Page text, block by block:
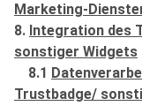
Marketing-
8. Integration des
sonstiger Widgets
8.1
Trustbadge/